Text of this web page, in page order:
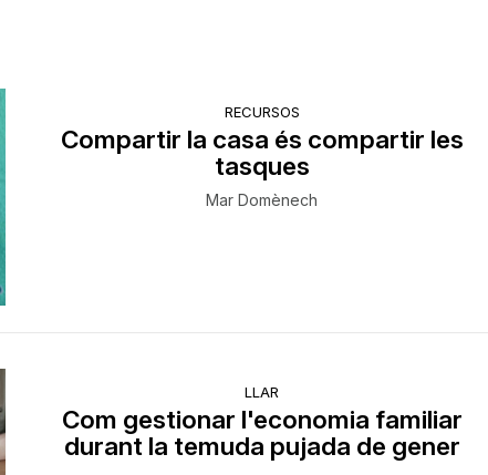
RECURSOS
Compartir la casa és compartir les
tasques
Mar Domènech
LLAR
Com gestionar l'economia familiar
durant la temuda pujada de gener